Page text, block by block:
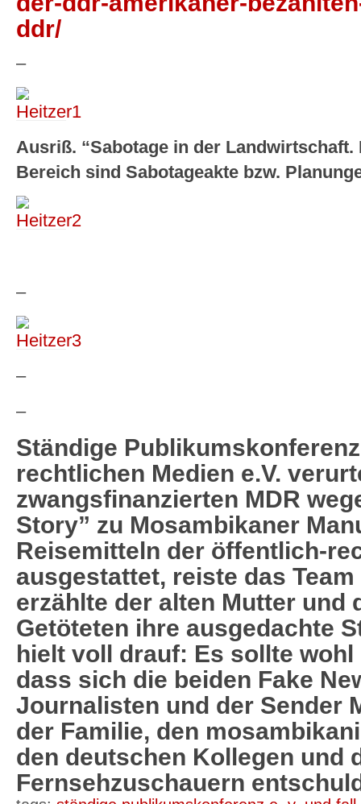
ddr/
–
Ausriß. “Sabotage in der
Bereich sind Sabotageakte bzw.
–
–
–
Ständige
rechtlichen Medien e.V.
zwangsfinanzierten MDR
Story” zu Mosambikaner
Reisemitteln der öffentlich-
ausgestattet, reiste das
erzählte der alten Mutter und
Getöteten ihre ausgedachte
hielt voll drauf: Es sollte
dass sich die beiden Fake
Journalisten und der Sender
der Familie, den
den deutschen Kollegen und
Fernsehzuschauern